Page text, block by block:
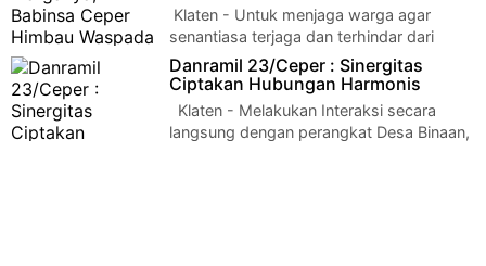
Klaten - Untuk menjaga warga agar
senantiasa terjaga dan terhindar dari
bencana alam, Serda Suparman Babinsa Koramil 23…
Danramil 23/Ceper : Sinergitas
Ciptakan Hubungan Harmonis
Klaten - Melakukan Interaksi secara
langsung dengan perangkat Desa Binaan,